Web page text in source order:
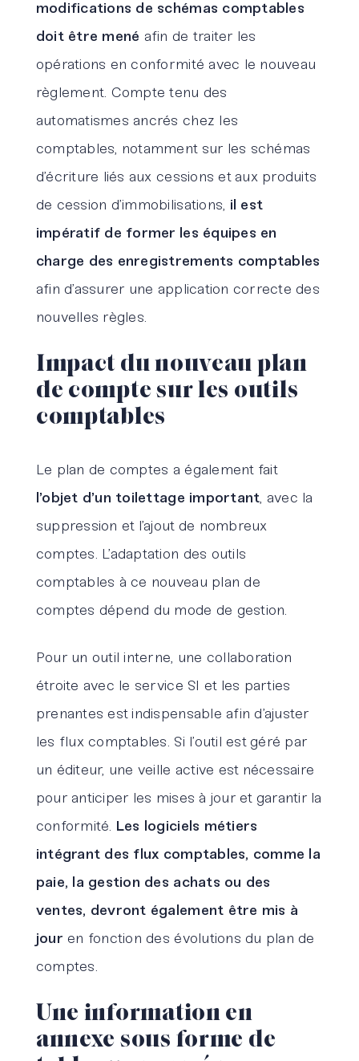
modifications de schémas comptables
doit être mené afin de traiter les
opérations en conformité avec le nouveau
règlement. Compte tenu des
automatismes ancrés chez les
comptables, notamment sur les schémas
d’écriture liés aux cessions et aux produits
de cession d’immobilisations, il est
impératif de former les équipes en
charge des enregistrements comptables
afin d’assurer une application correcte des
nouvelles règles.
Impact du nouveau plan
de compte sur les outils
comptables
Le plan de comptes a également fait
l’objet d’un toilettage important, avec la
suppression et l’ajout de nombreux
comptes. L’adaptation des outils
comptables à ce nouveau plan de
comptes dépend du mode de gestion.
Pour un outil interne, une collaboration
étroite avec le service SI et les parties
prenantes est indispensable afin d’ajuster
les flux comptables. Si l’outil est géré par
un éditeur, une veille active est nécessaire
pour anticiper les mises à jour et garantir la
conformité. Les logiciels métiers
intégrant des flux comptables, comme la
paie, la gestion des achats ou des
ventes, devront également être mis à
jour en fonction des évolutions du plan de
comptes.
Une information en
annexe sous forme de